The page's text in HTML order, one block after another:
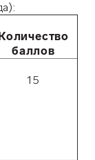
баллов
15